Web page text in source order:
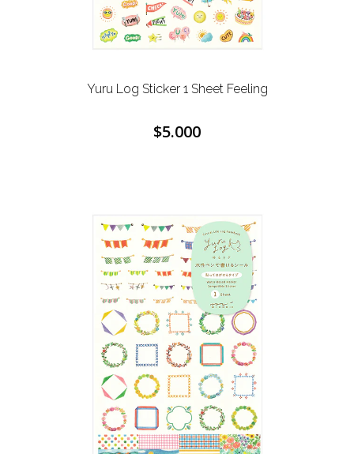
Yuru Log Sticker 1 Sheet Feeling
$5.000